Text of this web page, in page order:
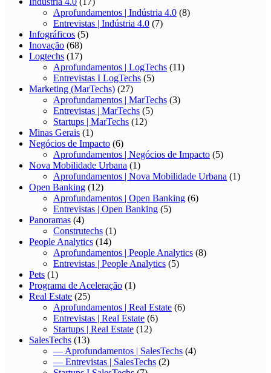
Aprofundamentos | Indústria 4.0 (8)
Entrevistas | Indústria 4.0 (7)
Infográficos (5)
Inovação (68)
Logtechs (17)
Aprofundamentos | LogTechs (11)
Entrevistas I LogTechs (5)
Marketing (MarTechs) (27)
Aprofundamentos | MarTechs (3)
Entrevistas | MarTechs (5)
Startups | MarTechs (12)
Minas Gerais (1)
Negócios de Impacto (6)
Aprofundamentos | Negócios de Impacto (5)
Nova Mobilidade Urbana (1)
Aprofundamentos | Nova Mobilidade Urbana (1)
Open Banking (12)
Aprofundamentos | Open Banking (6)
Entrevistas | Open Banking (5)
Panoramas (4)
Construtechs (1)
People Analytics (14)
Aprofundamentos | People Analytics (8)
Entrevistas | People Analytics (5)
Pets (1)
Programa de Aceleração (1)
Real Estate (25)
Aprofundamentos | Real Estate (6)
Entrevistas | Real Estate (6)
Startups | Real Estate (12)
SalesTechs (13)
— Aprofundamentos | SalesTechs (4)
— Entrevistas | SalesTechs (2)